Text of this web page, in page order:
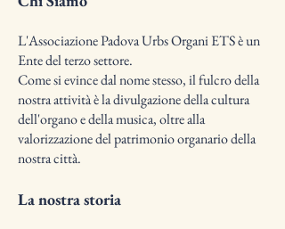
L'Associazione Padova Urbs Organi ETS è un
Ente del terzo settore.
Come si evince dal nome stesso, il fulcro della
nostra attività è la divulgazione della cultura
dell'organo e della musica, oltre alla
valorizzazione del patrimonio organario della
nostra città.
La nostra storia